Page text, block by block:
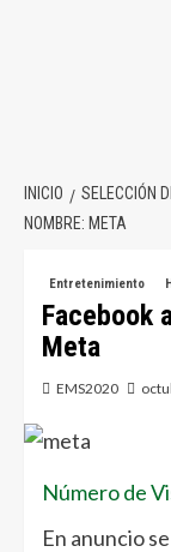
INICIO SELECCIÓN
NOMBRE: META
Entretenimiento
Facebook
Meta
EMS2020
Número de
En anuncio